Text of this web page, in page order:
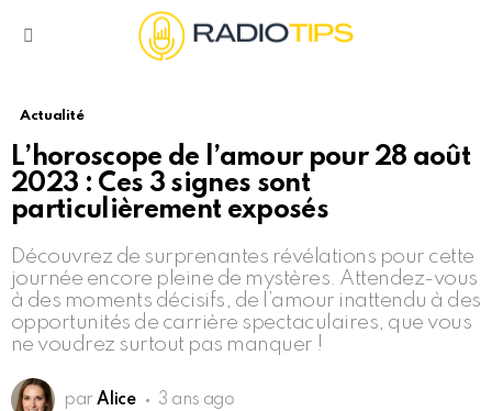
Actualité
L’horoscope de l’amour pour 28 août
2023 : Ces 3 signes sont
particulièrement exposés
Découvrez de surprenantes révélations pour cette
journée encore pleine de mystères. Attendez-vous
à des moments décisifs, de l’amour inattendu à des
opportunités de carrière spectaculaires, que vous
ne voudrez surtout pas manquer !
par Alice 3 ans ago